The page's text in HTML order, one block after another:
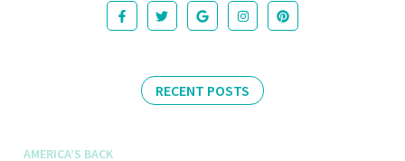
RECENT POSTS
AMERICA’S BACK